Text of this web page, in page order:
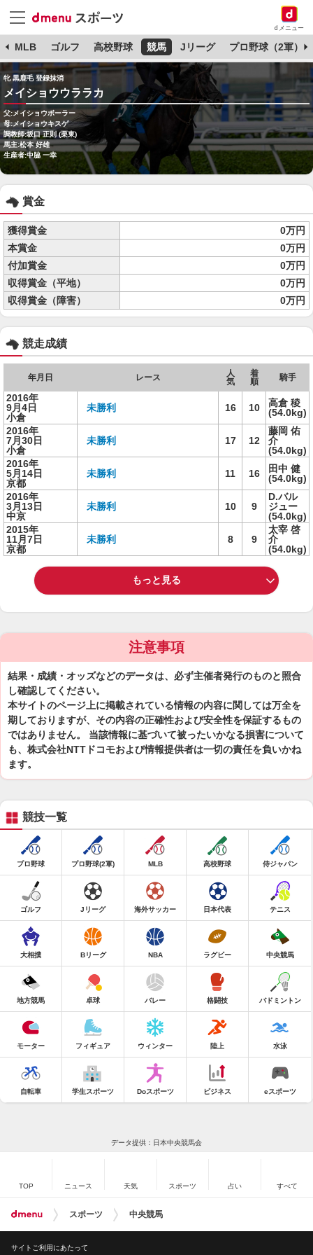
dメニュー
MLB ゴルフ 高校野球 競馬 Jリーグ プロ野球（2軍）
牝 黒鹿毛 登録抹消
メイショウウララカ
父:メイショウボーラー
母:メイショウキスゲ
調教師:坂口 正則 (栗東)
馬主:松本 好雄
生産者:中脇 一幸
賞金
獲得賞金
0万円
本賞金
0万円
付加賞金
0万円
収得賞金（平地）
0万円
収得賞金（障害）
0万円
競走成績
年月日 レース
人
気
着
順
騎手
2016年
9月4日
小倉
未勝利 16 10
高倉 稜
(54.0kg)
2016年
7月30日
小倉
未勝利 17 12
藤岡 佑
介
(54.0kg)
2016年
5月14日
京都
未勝利 11 16
田中 健
(54.0kg)
2016年
3月13日
中京
未勝利 10 9
D.バル
ジュー
(54.0kg)
2015年
11月7日
京都
未勝利 8 9
太宰 啓
介
(54.0kg)
もっと見る
注意事項
結果・成績・オッズなどのデータは、必ず主催者発行のものと照合
し確認してください。
本サイトのページ上に掲載されている情報の内容に関しては万全を
期しておりますが、その内容の正確性および安全性を保証するもの
ではありません。 当該情報に基づいて被ったいかなる損害について
も、株式会社NTTドコモおよび情報提供者は一切の責任を負いかね
ます。
競技一覧
プロ野球 プロ野球(2軍) MLB 高校野球 侍ジャパン
ゴルフ Jリーグ 海外サッカー 日本代表 テニス
大相撲 Bリーグ NBA ラグビー 中央競馬
地方競馬 卓球 バレー 格闘技 バドミントン
モーター フィギュア ウィンター 陸上 水泳
自転車 学生スポーツ Doスポーツ ビジネス eスポーツ
データ提供：日本中央競馬会
TOP ニュース 天気 スポーツ 占い すべて
スポーツ 中央競馬
サイトご利用にあたって